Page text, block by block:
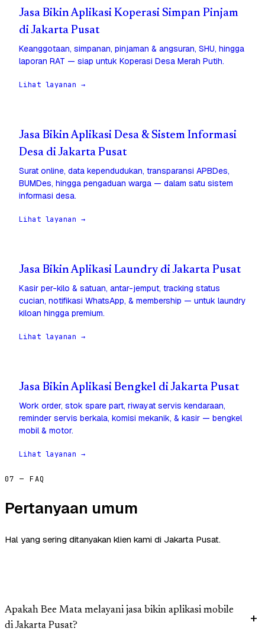
Jasa Bikin Aplikasi Koperasi Simpan Pinjam
di Jakarta Pusat
Keanggotaan, simpanan, pinjaman & angsuran, SHU, hingga
laporan RAT — siap untuk Koperasi Desa Merah Putih.
Lihat layanan →
Jasa Bikin Aplikasi Desa & Sistem Informasi
Desa di Jakarta Pusat
Surat online, data kependudukan, transparansi APBDes,
BUMDes, hingga pengaduan warga — dalam satu sistem
informasi desa.
Lihat layanan →
Jasa Bikin Aplikasi Laundry di Jakarta Pusat
Kasir per-kilo & satuan, antar-jemput, tracking status
cucian, notifikasi WhatsApp, & membership — untuk laundry
kiloan hingga premium.
Lihat layanan →
Jasa Bikin Aplikasi Bengkel di Jakarta Pusat
Work order, stok spare part, riwayat servis kendaraan,
reminder servis berkala, komisi mekanik, & kasir — bengkel
mobil & motor.
Lihat layanan →
07 — FAQ
Pertanyaan umum
Hal yang sering ditanyakan klien kami di Jakarta Pusat.
Apakah Bee Mata melayani jasa bikin aplikasi mobile
di Jakarta Pusat?